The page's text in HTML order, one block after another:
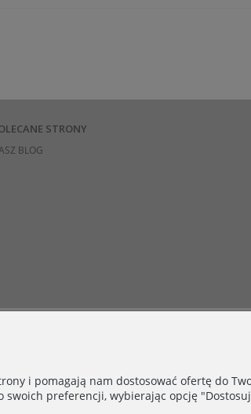
STRONY
BLOG
i pomagają nam dostosować ofertę do
preferencji, wybierając opcję